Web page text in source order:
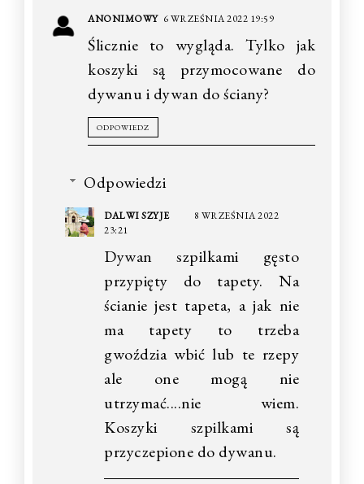
ANONIMOWY 6 WRZEŚNIA 2022 19:59
Ślicznie to wygląda. Tylko jak
koszyki są przymocowane do
dywanu i dywan do ściany?
ODPOWIEDZ
Odpowiedzi
DALWI SZYJE
8 WRZEŚNIA 2022
23:21
Dywan szpilkami gęsto
przypięty do tapety. Na
ścianie jest tapeta, a jak nie
ma tapety to trzeba
gwoździa wbić lub te rzepy
ale one mogą nie
utrzymać....nie wiem.
Koszyki szpilkami są
przyczepione do dywanu.